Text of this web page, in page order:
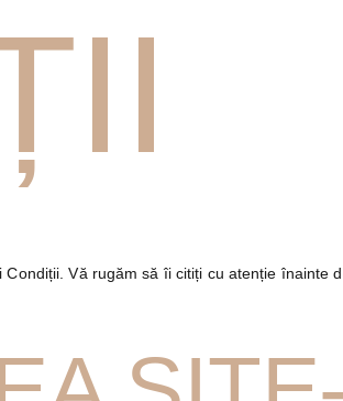
Vă rugăm să îi citiți cu atenție înainte